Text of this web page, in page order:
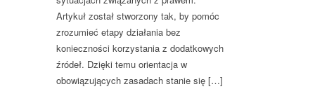
Artykuł został stworzony tak, by pomóc
zrozumieć etapy działania bez
konieczności korzystania z dodatkowych
źródeł. Dzięki temu orientacja w
obowiązujących zasadach stanie się […]